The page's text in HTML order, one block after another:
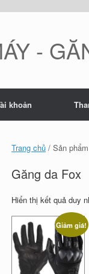
-
khoản
Trang chủ / Sản
Găng da Fox
Hiển thị kết quả duy
Giảm giá!